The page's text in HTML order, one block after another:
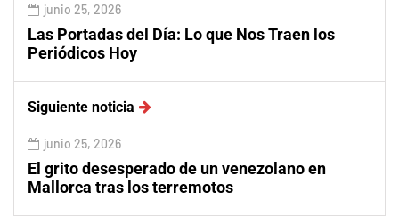
junio 25, 2026
Las Portadas del Día: Lo que Nos Traen los
Periódicos Hoy
Siguiente noticia
junio 25, 2026
El grito desesperado de un venezolano en
Mallorca tras los terremotos